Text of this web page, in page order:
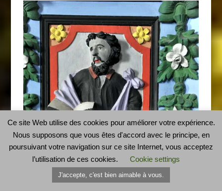
Ce site Web utilise des cookies pour améliorer votre expérience.
Nous supposons que vous êtes d'accord avec le principe, en
poursuivant votre navigation sur ce site Internet, vous acceptez
l’utilisation de ces cookies.
Cookie settings
J'accepte, c'est bien aimable à vous.